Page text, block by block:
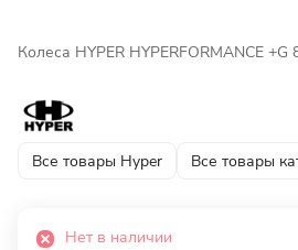
Колеса HYPER HYPERFORMANCE
Все товары Hyper Все товары
Нет в наличии